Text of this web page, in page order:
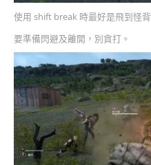
使用 shift break 時最好是飛到怪
要準備閃避及離開，別貪打。